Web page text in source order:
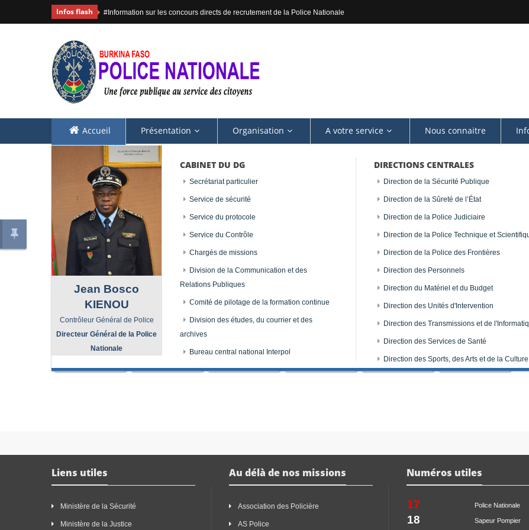
Infos flash #Information sur les concours directs de recrutement de la Police Nationale
Accueil Présentation Organisation
Jean Bosco
KIENOU
Contrôleur Général de Police
Directeur Général de la Police
Nationale
CABINET DU DG
Secrétariat particulier
Service de sécurité
Service du protocole
Service du Contrôle
Chargés de missions
Division de la Communication et des
Relations Publiques
Comité de pilotage de la formation continue
Division des études, du courrier et des
archives
Bureau central national Interpol
DIRECTIONS CENTRALES
Direction de la Sécurité Publique
Direction de la Sûreté de l’État
Direction de la Police Judiciaire
Direction de la Police Technique et
Direction de la Police des Frontières
Direction des Personnels
Direction du Matériel et du Budget
Direction des Unités d'Intervention
Direction des Transmissions et de
Direction des Services de Santé
Direction des Sports, des Arts et de la Culture
A votre service Nous connaitre
Nos emblèmes
Nos emblèmes
embleme
Liens utiles
Ministère de la Sécurité
Ministère de la Justice
Au délà de nos missions
Association des Policière
AS Police
Numéros utiles
17 Police Nationale
18 Sapeur Pompier